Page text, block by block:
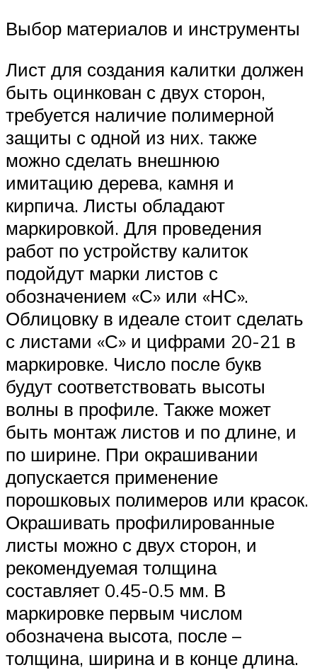
Выбор материалов и инструменты
Лист для создания калитки должен
быть оцинкован с двух сторон,
требуется наличие полимерной
защиты с одной из них. также
можно сделать внешнюю
имитацию дерева, камня и
кирпича. Листы обладают
маркировкой. Для проведения
работ по устройству калиток
подойдут марки листов с
обозначением «С» или «НС».
Облицовку в идеале стоит сделать
с листами «С» и цифрами 20-21 в
маркировке. Число после букв
будут соответствовать высоты
волны в профиле. Также может
быть монтаж листов и по длине, и
по ширине. При окрашивании
допускается применение
порошковых полимеров или красок.
Окрашивать профилированные
листы можно с двух сторон, и
рекомендуемая толщина
составляет 0.45-0.5 мм. В
маркировке первым числом
обозначена высота, после –
толщина, ширина и в конце длина.